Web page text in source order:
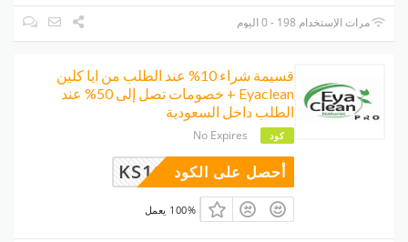
مرات الإستخدام 198 - 0 اليوم
قسيمة شراء 10% عند الطلب من ايا كلين
Eyaclean + خصومات تصل إلى 50% عند
الطلب داخل السعودية
كود No Expires
KS11 أحصل على الكود
100% يعمل